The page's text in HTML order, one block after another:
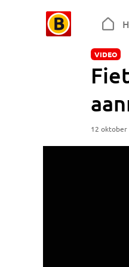
VIDEO
12 oktober